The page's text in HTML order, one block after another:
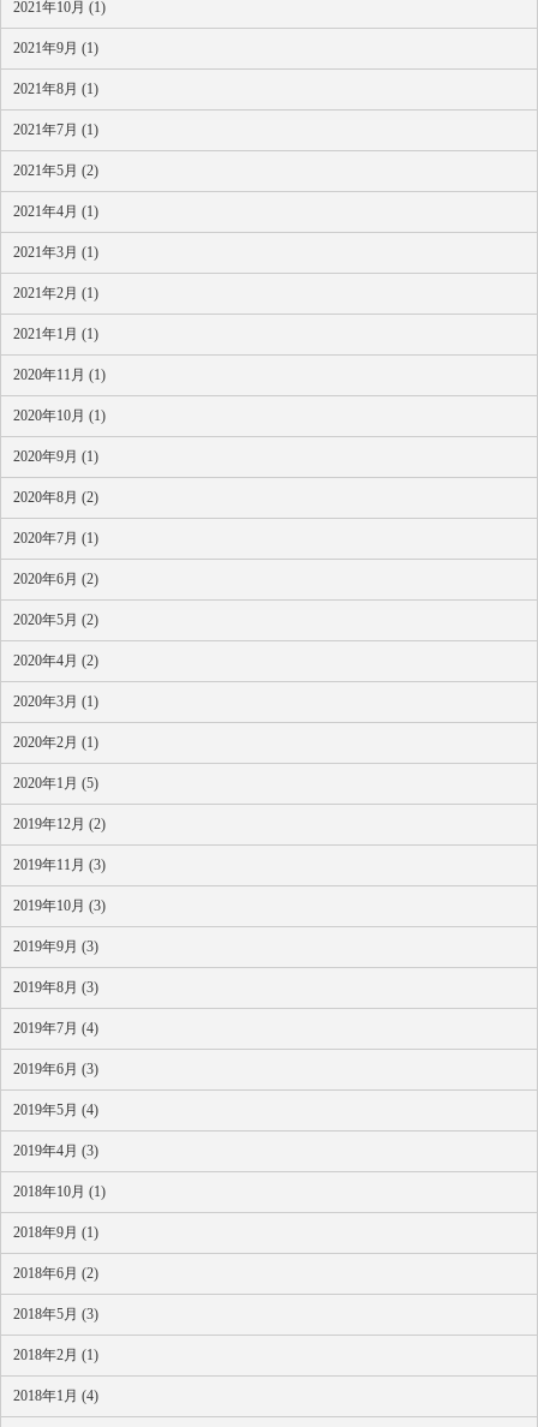
2021年10月 (1)
2021年9月 (1)
2021年8月 (1)
2021年7月 (1)
2021年5月 (2)
2021年4月 (1)
2021年3月 (1)
2021年2月 (1)
2021年1月 (1)
2020年11月 (1)
2020年10月 (1)
2020年9月 (1)
2020年8月 (2)
2020年7月 (1)
2020年6月 (2)
2020年5月 (2)
2020年4月 (2)
2020年3月 (1)
2020年2月 (1)
2020年1月 (5)
2019年12月 (2)
2019年11月 (3)
2019年10月 (3)
2019年9月 (3)
2019年8月 (3)
2019年7月 (4)
2019年6月 (3)
2019年5月 (4)
2019年4月 (3)
2018年10月 (1)
2018年9月 (1)
2018年6月 (2)
2018年5月 (3)
2018年2月 (1)
2018年1月 (4)